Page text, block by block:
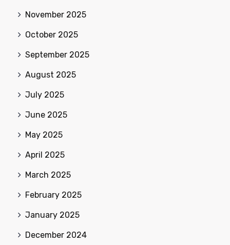
November 2025
October 2025
September 2025
August 2025
July 2025
June 2025
May 2025
April 2025
March 2025
February 2025
January 2025
December 2024